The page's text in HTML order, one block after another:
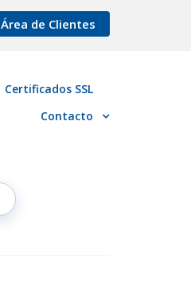
Área de Clientes
Certificados SSL
Contacto